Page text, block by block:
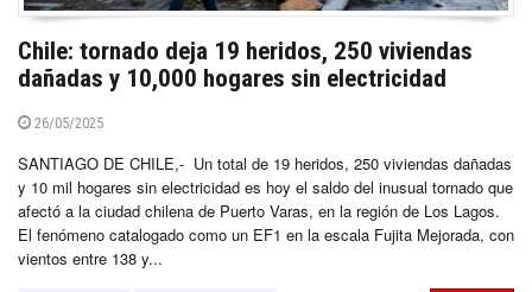
Chile: tornado deja 19 heridos, 250 viviendas
dañadas y 10,000 hogares sin electricidad
26/05/2025
SANTIAGO DE CHILE,- Un total de 19 heridos, 250 viviendas dañadas
y 10 mil hogares sin electricidad es hoy el saldo del inusual tornado que
afectó a la ciudad chilena de Puerto Varas, en la región de Los Lagos.
El fenómeno catalogado como un EF1 en la escala Fujita Mejorada, con
vientos entre 138 y...